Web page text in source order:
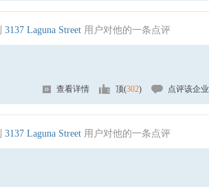
3137 Laguna Street 用户对他的一条点评
查看详情 顶(302) 点评该企业
3137 Laguna Street 用户对他的一条点评